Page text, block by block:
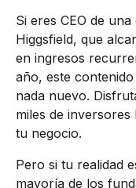
Si eres CEO de
Higgsfield, que
en ingresos
año, este
nada nuevo.
miles de
tu negocio.
Pero si tu realidad
mayoría de los